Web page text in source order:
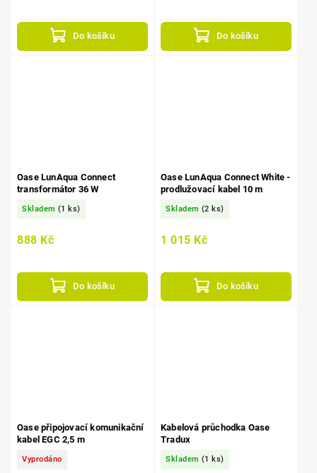
Do košíku Do košíku
Oase LunAqua Connect
transformátor 36 W
Skladem (1 ks)
888 Kč
Do košíku
Oase LunAqua Connect White -
prodlužovací kabel 10 m
Skladem (2 ks)
1 015 Kč
Do košíku
Oase připojovací komunikační
kabel EGC 2,5 m
Vyprodáno
Kabelová průchodka Oase
Tradux
Skladem (1 ks)